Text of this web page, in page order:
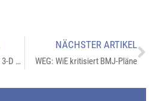
Bauen: Mit Grundrissen in 3-D Planungsfehler vermeiden
NÄCHSTER ARTIKEL
WEG: WiE kritisiert BMJ-Pläne